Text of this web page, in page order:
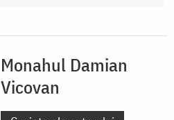
Monahul Damian
Vicovan